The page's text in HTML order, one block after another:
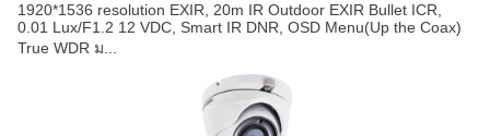
1920*1536 resolution EXIR, 20m IR Outdoor EXIR Bullet ICR,
0.01 Lux/F1.2 12 VDC, Smart IR DNR, OSD Menu(Up the Coax)
True WDR ม...